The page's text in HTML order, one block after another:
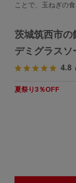
ことで、玉ねぎの
茨城筑西市の
デミグラスソ
4.8
夏祭り3％OFF